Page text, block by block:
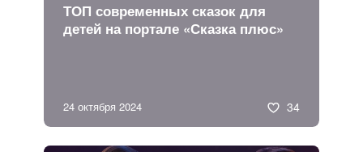
ТОП современных сказок для
детей на портале «Сказка плюс»
24 октября 2024 34